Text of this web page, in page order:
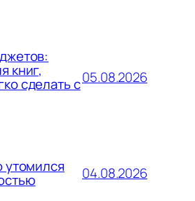
книг,
сделать с05.08.2026
утомился 04.08.2026